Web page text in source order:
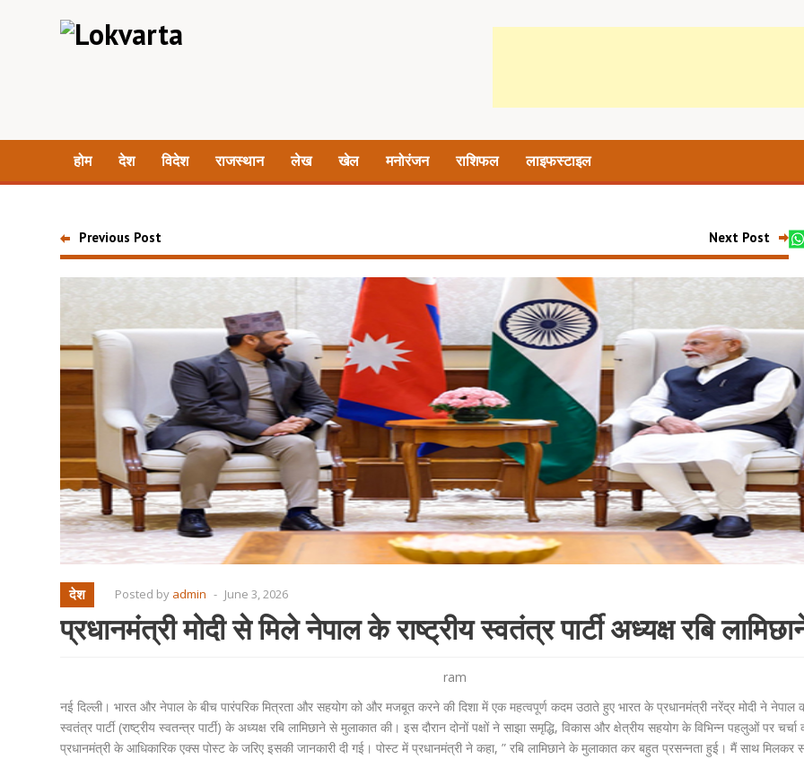
होम देश विदेश राजस्थान लेख खेल मनोरंजन राशिफल लाइफस्टाइल
Previous Post Next Post
देश Posted by admin - June 3, 2026
प्रधानमंत्री मोदी से मिले नेपाल के राष्ट्रीय स्वतंत्र पार्टी अध्यक्ष रबि
ram
नई दिल्ली। भारत और नेपाल के बीच पारंपरिक मित्रता और सहयोग को और मजबूत करने की दिशा में एक महत्वपूर्ण कदम उठाते हुए भारत के प्रधानमंत्री नरेंद्र मोदी ने नेपाल
स्वतंत्र पार्टी (राष्ट्रीय स्वतन्त्र पार्टी) के अध्यक्ष रबि लामिछाने से मुलाकात की। इस दौरान दोनों पक्षों ने साझा समृद्धि, विकास और क्षेत्रीय सहयोग के विभिन्न पहलुओं पर चर्चा
प्रधानमंत्री के आधिकारिक एक्स पोस्ट के जरिए इसकी जानकारी दी गई। पोस्ट में प्रधानमंत्री ने कहा, ” रबि लामिछाने के मुलाकात कर बहुत प्रसन्नता हुई। मैं साथ मिलकर